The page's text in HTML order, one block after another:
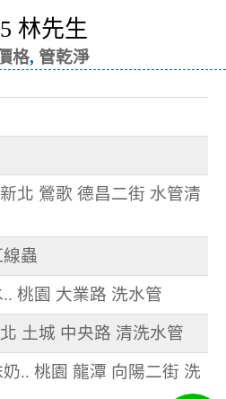
林先生
格, 管乾淨
北 鶯歌 德昌二街 水管清
蟲
桃園 大業路 洗水管
土城 中央路 清洗水管
.. 桃園 龍潭 向陽二街 洗